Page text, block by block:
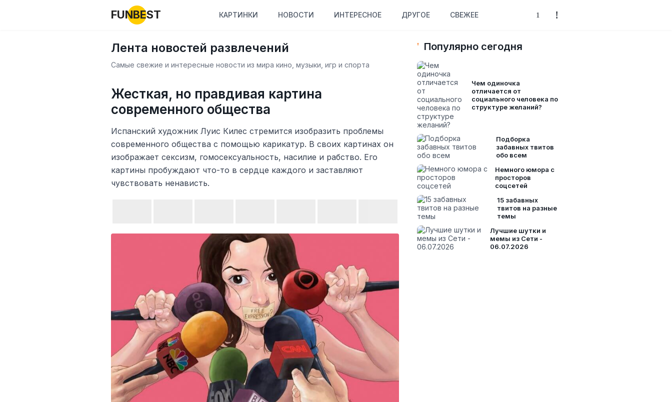
FUNBEST КАРТИНКИ НОВОСТИ ИНТЕРЕСНОЕ ДРУГОЕ СВЕЖЕЕ
Лента новостей развлечений
Самые свежие и интересные новости из мира кино, музыки, игр и спорта
Жесткая, но правдивая картина
современного общества
Испанский художник Луис Килес стремится изобразить проблемы
современного общества с помощью карикатур. В своих картинах он
изображает сексизм, гомосексуальность, насилие и рабство. Его
картины пробуждают что-то в сердце каждого и заставляют
чувствовать ненависть.
Популярно сегодня
Чем одиночка
отличается от
социального человека по
структуре желаний?
Подборка
забавных твитов
обо всем
Немного юмора с
просторов
соцсетей
15 забавных
твитов на разные
темы
Лучшие шутки и
мемы из Сети -
06.07.2026